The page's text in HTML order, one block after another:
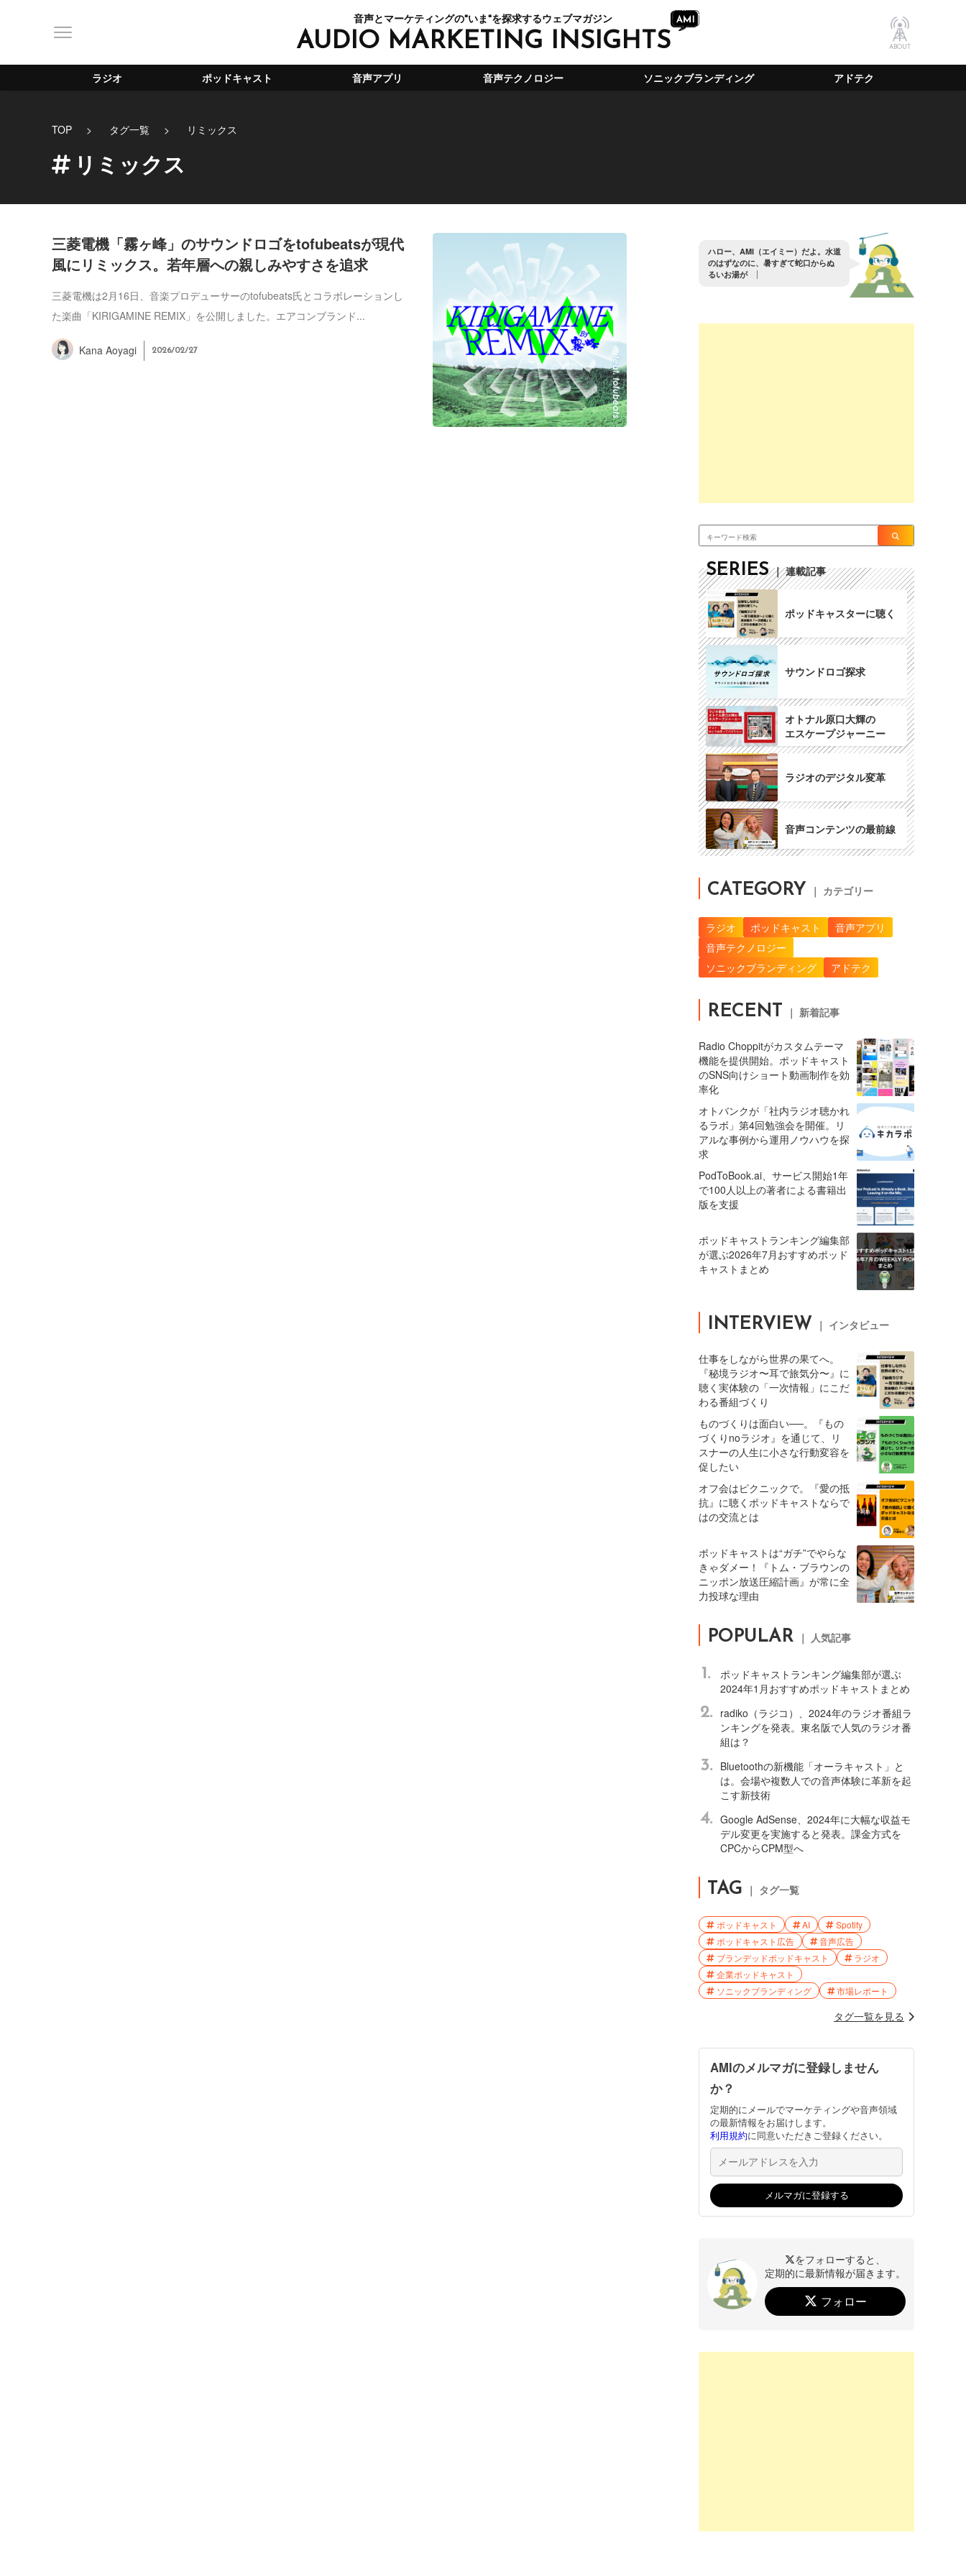
音声とマーケティングの"いま"を探求するウェブマガジン
AUDIO MARKETING INSIGHTS ABOUT
ラジオ ポッドキャスト 音声アプリ 音声テクノロジー ソニックブランディング アドテク
TOP タグ一覧 リミックス
リミックス
三菱電機「霧ヶ峰」のサウンドロゴをtofubeatsが現代
風にリミックス。若年層への親しみやすさを追求
三菱電機は2月16日、音楽プロデューサーのtofubeats氏とコラボレーションし
た楽曲「KIRIGAMINE REMIX」を公開しました。エアコンブランド...
Kana Aoyagi 2026/02/27
ハロー、 AMI（エイ ミ ー） だよ 。 水道
のはずなのに、 暑すぎて蛇口からぬ
るいお湯が出 る
SERIES ｜ 連載記事
ポッドキャスターに聴く
サウンドロゴ探求
オトナル原口大輝の
エスケープジャーニー
ラジオのデジタル変革
音声コンテンツの最前線
CATEGORY ｜ カテゴリー
ラジオ ポッドキャスト
音声アプリ
音声テクノロジー
ソニックブランディング
アドテク
RECENT ｜ 新着記事
Radio Choppitがカスタムテーマ
機能を提供開始。ポッドキャスト
のSNS向けショート動画制作を効
率化
オトバンクが「社内ラジオ聴かれ
るラボ」第4回勉強会を開催。リ
アルな事例から運用ノウハウを探
求
PodToBook.ai、サービス開始1年
で100人以上の著者による書籍出
版を支援
ポッドキャストランキング編集部
が選ぶ2026年7月おすすめポッド
キャストまとめ
INTERVIEW ｜ インタビュー
仕事をしながら世界の果てへ。
『秘境ラジオ〜耳で旅気分〜』に
聴く実体験の「一次情報」にこだ
わる番組づくり
ものづくりは面白い──。『もの
づくりnoラジオ』を通じて、リ
スナーの人生に小さな行動変容を
促したい
オフ会はピクニックで。『愛の抵
抗』に聴くポッドキャストならで
はの交流とは
ポッドキャストは“ガチ”でやらな
きゃダメー！『トム・ブラウンの
ニッポン放送圧縮計画』が常に全
力投球な理由
POPULAR ｜ 人気記事
1.
ポッドキャストランキング編集部が選ぶ
2024年1月おすすめポッドキャストまとめ
2.
radiko（ラジコ）、2024年のラジオ番組ラ
ンキングを発表。東名阪で人気のラジオ番
組は？
3.
Bluetoothの新機能「オーラキャスト」と
は。会場や複数人での音声体験に革新を起
こす新技術
4. Google AdSense、2024年に大幅な収益モ
デル変更を実施すると発表。課金方式を
CPCからCPM型へ
TAG ｜ タグ一覧
ポッドキャスト AI
Spotify
ポッドキャスト広告
音声広告
ブランデッドポッドキャスト
ラジオ
企業ポッドキャスト
ソニックブランディング
市場レポート
タグ一覧を見る
AMIのメルマガに登録しません
か？
定期的にメールでマーケティングや音声領域
の最新情報をお届けします。
利用規約に同意いただきご登録ください。
をフォローすると、
定期的に最新情報が届きます。
フォロー